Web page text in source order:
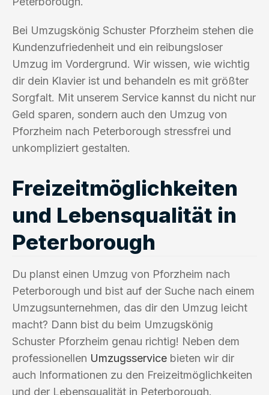
Bei Umzugskönig Schuster Pforzheim stehen die
Kundenzufriedenheit und ein reibungsloser
Umzug im Vordergrund. Wir wissen, wie wichtig
dir dein Klavier ist und behandeln es mit größter
Sorgfalt. Mit unserem Service kannst du nicht nur
Geld sparen, sondern auch den Umzug von
Pforzheim nach Peterborough stressfrei und
unkompliziert gestalten.
Freizeitmöglichkeiten
und Lebensqualität in
Peterborough
Du planst einen Umzug von Pforzheim nach
Peterborough und bist auf der Suche nach einem
Umzugsunternehmen, das dir den Umzug leicht
macht? Dann bist du beim Umzugskönig
Schuster Pforzheim genau richtig! Neben dem
professionellen Umzugsservice bieten wir dir
auch Informationen zu den Freizeitmöglichkeiten
und der Lebensqualität in Peterborough.